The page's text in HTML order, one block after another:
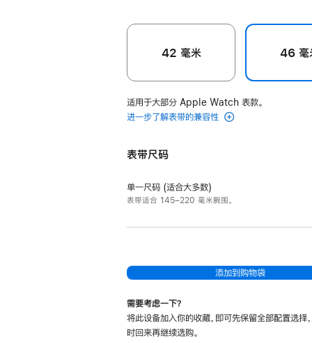
42 毫米 46 毫
适用于大部分 Apple Watch 表款。
进一步了解表带的兼容性
表带尺码
单一尺码 (适合大多数)
表带适合 145–220 毫米腕围。
添加到购物袋
需要考虑一下？
将此设备加入你的收藏，即可先保留全部配置选择
时回来再继续选购。